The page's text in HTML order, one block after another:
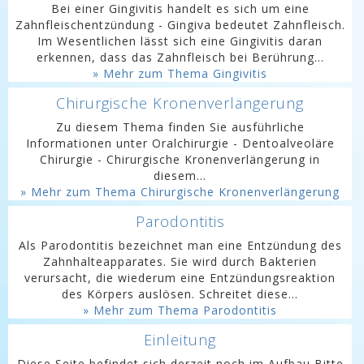
Bei einer Gingivitis handelt es sich um eine
Zahnfleischentzündung - Gingiva bedeutet Zahnfleisch.
Im Wesentlichen lässt sich eine Gingivitis daran
erkennen, dass das Zahnfleisch bei Berührung...
» Mehr zum Thema Gingivitis
Chirurgische Kronenverlängerung
Zu diesem Thema finden Sie ausführliche
Informationen unter Oralchirurgie - Dentoalveoläre
Chirurgie - Chirurgische Kronenverlängerung in
diesem...
» Mehr zum Thema Chirurgische Kronenverlängerung
Parodontitis
Als Parodontitis bezeichnet man eine Entzündung des
Zahnhalteapparates. Sie wird durch Bakterien
verursacht, die wiederum eine Entzündungsreaktion
des Körpers auslösen. Schreitet diese...
» Mehr zum Thema Parodontitis
Einleitung